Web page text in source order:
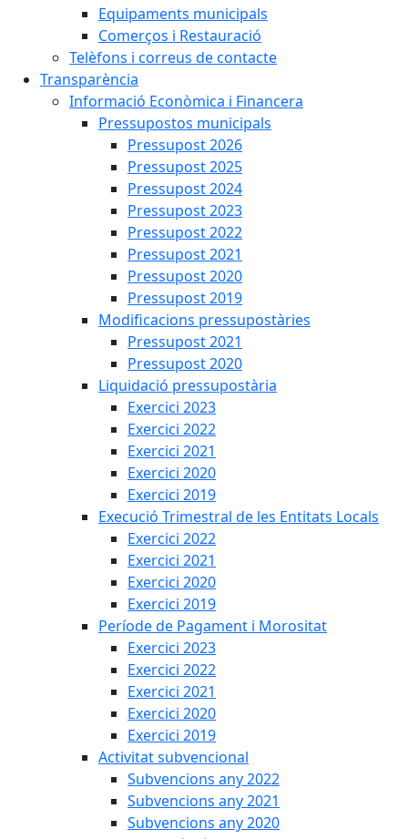
Equipaments municipals
Comerços i Restauració
Telèfons i correus de contacte
Transparència
Informació Econòmica i Financera
Pressupostos municipals
Pressupost 2026
Pressupost 2025
Pressupost 2024
Pressupost 2023
Pressupost 2022
Pressupost 2021
Pressupost 2020
Pressupost 2019
Modificacions pressupostàries
Pressupost 2021
Pressupost 2020
Liquidació pressupostària
Exercici 2023
Exercici 2022
Exercici 2021
Exercici 2020
Exercici 2019
Execució Trimestral de les Entitats Locals
Exercici 2022
Exercici 2021
Exercici 2020
Exercici 2019
Període de Pagament i Morositat
Exercici 2023
Exercici 2022
Exercici 2021
Exercici 2020
Exercici 2019
Activitat subvencional
Subvencions any 2022
Subvencions any 2021
Subvencions any 2020